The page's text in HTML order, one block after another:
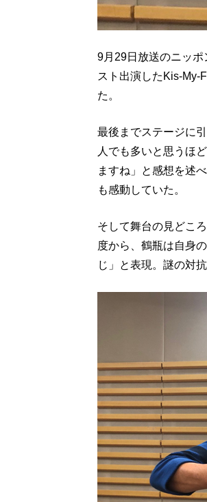
9月29日放送のニッ
スト出演したKis-My-
た。
最後までステージに
人でも多いと思うほ
ますね」と感想を述
も感動していた。
そして舞台の見どこ
度から、鶴瓶は自身
じ」と表現。謎の対